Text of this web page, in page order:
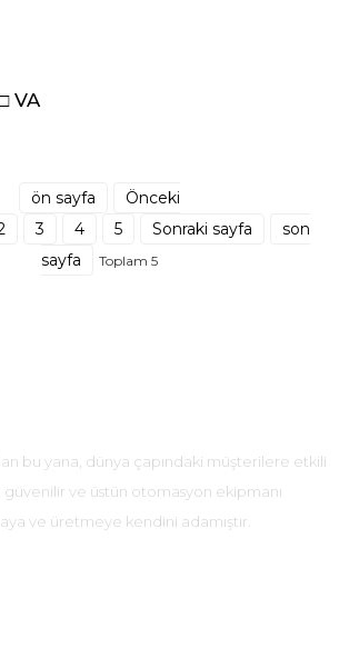
VA
ön sayfa
Önceki
3 4 5 Sonraki sayfa
son
sayfa
Toplam 5
bu yana, dünya çapındaki müşterilere etkili
ve üstün otomasyon ekipmanı
ve üretmeye kendini adamıştır.